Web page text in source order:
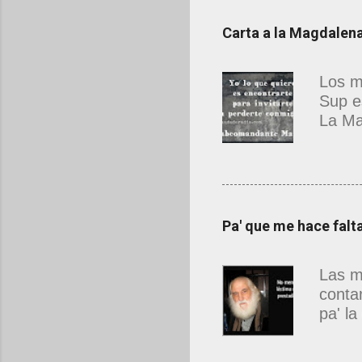
Carta a la
Los
Sup
La
que
antes
Pa' que me hace
Las
pa' la